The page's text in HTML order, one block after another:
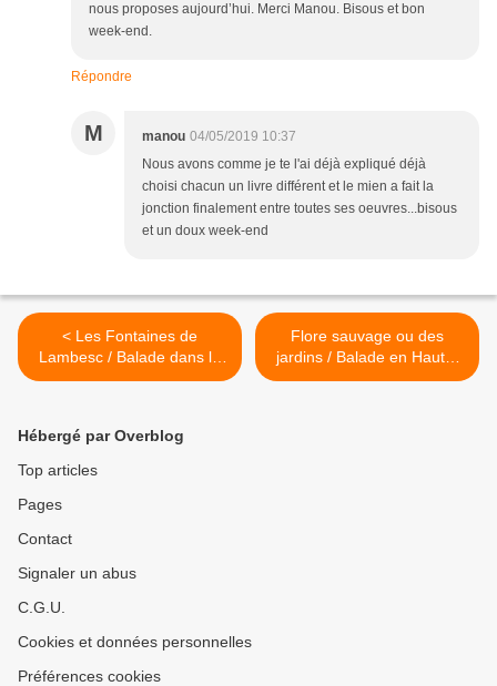
nous proposes aujourd’hui. Merci Manou. Bisous et bon
week-end.
Répondre
M manou 04/05/2019 10:37
Nous avons comme je te l'ai déjà expliqué déjà
choisi chacun un livre différent et le mien a fait la
jonction finalement entre toutes ses oeuvres...bisous
et un doux week-end
< Les Fontaines de
Lambesc / Balade dans le
village
Flore sauvage ou des
jardins / Balade en Haute-
Loire >
Hébergé par Overblog
Top articles
Pages
Contact
Signaler un abus
C.G.U.
Cookies et données personnelles
Préférences cookies